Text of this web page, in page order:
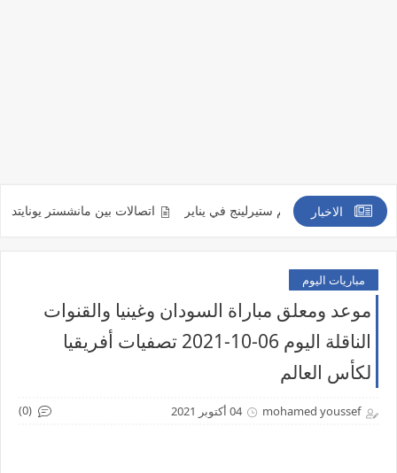
الاخبار
مع رحيم ستيرلينج في يناير اتصالات بين مانشستر يونايتد ومينديز
مباريات اليوم
موعد ومعلق مباراة ​السودان وغينيا والقنوات
الناقلة اليوم 06-10-2021 تصفيات أفريقيا
لكأس العالم
mohamed youssef 04 أكتوبر 2021 (0)